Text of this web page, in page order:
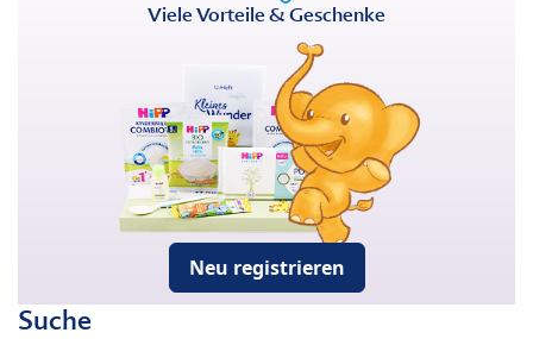
Viele Vorteile & Geschenke
Neu registrieren
Suche